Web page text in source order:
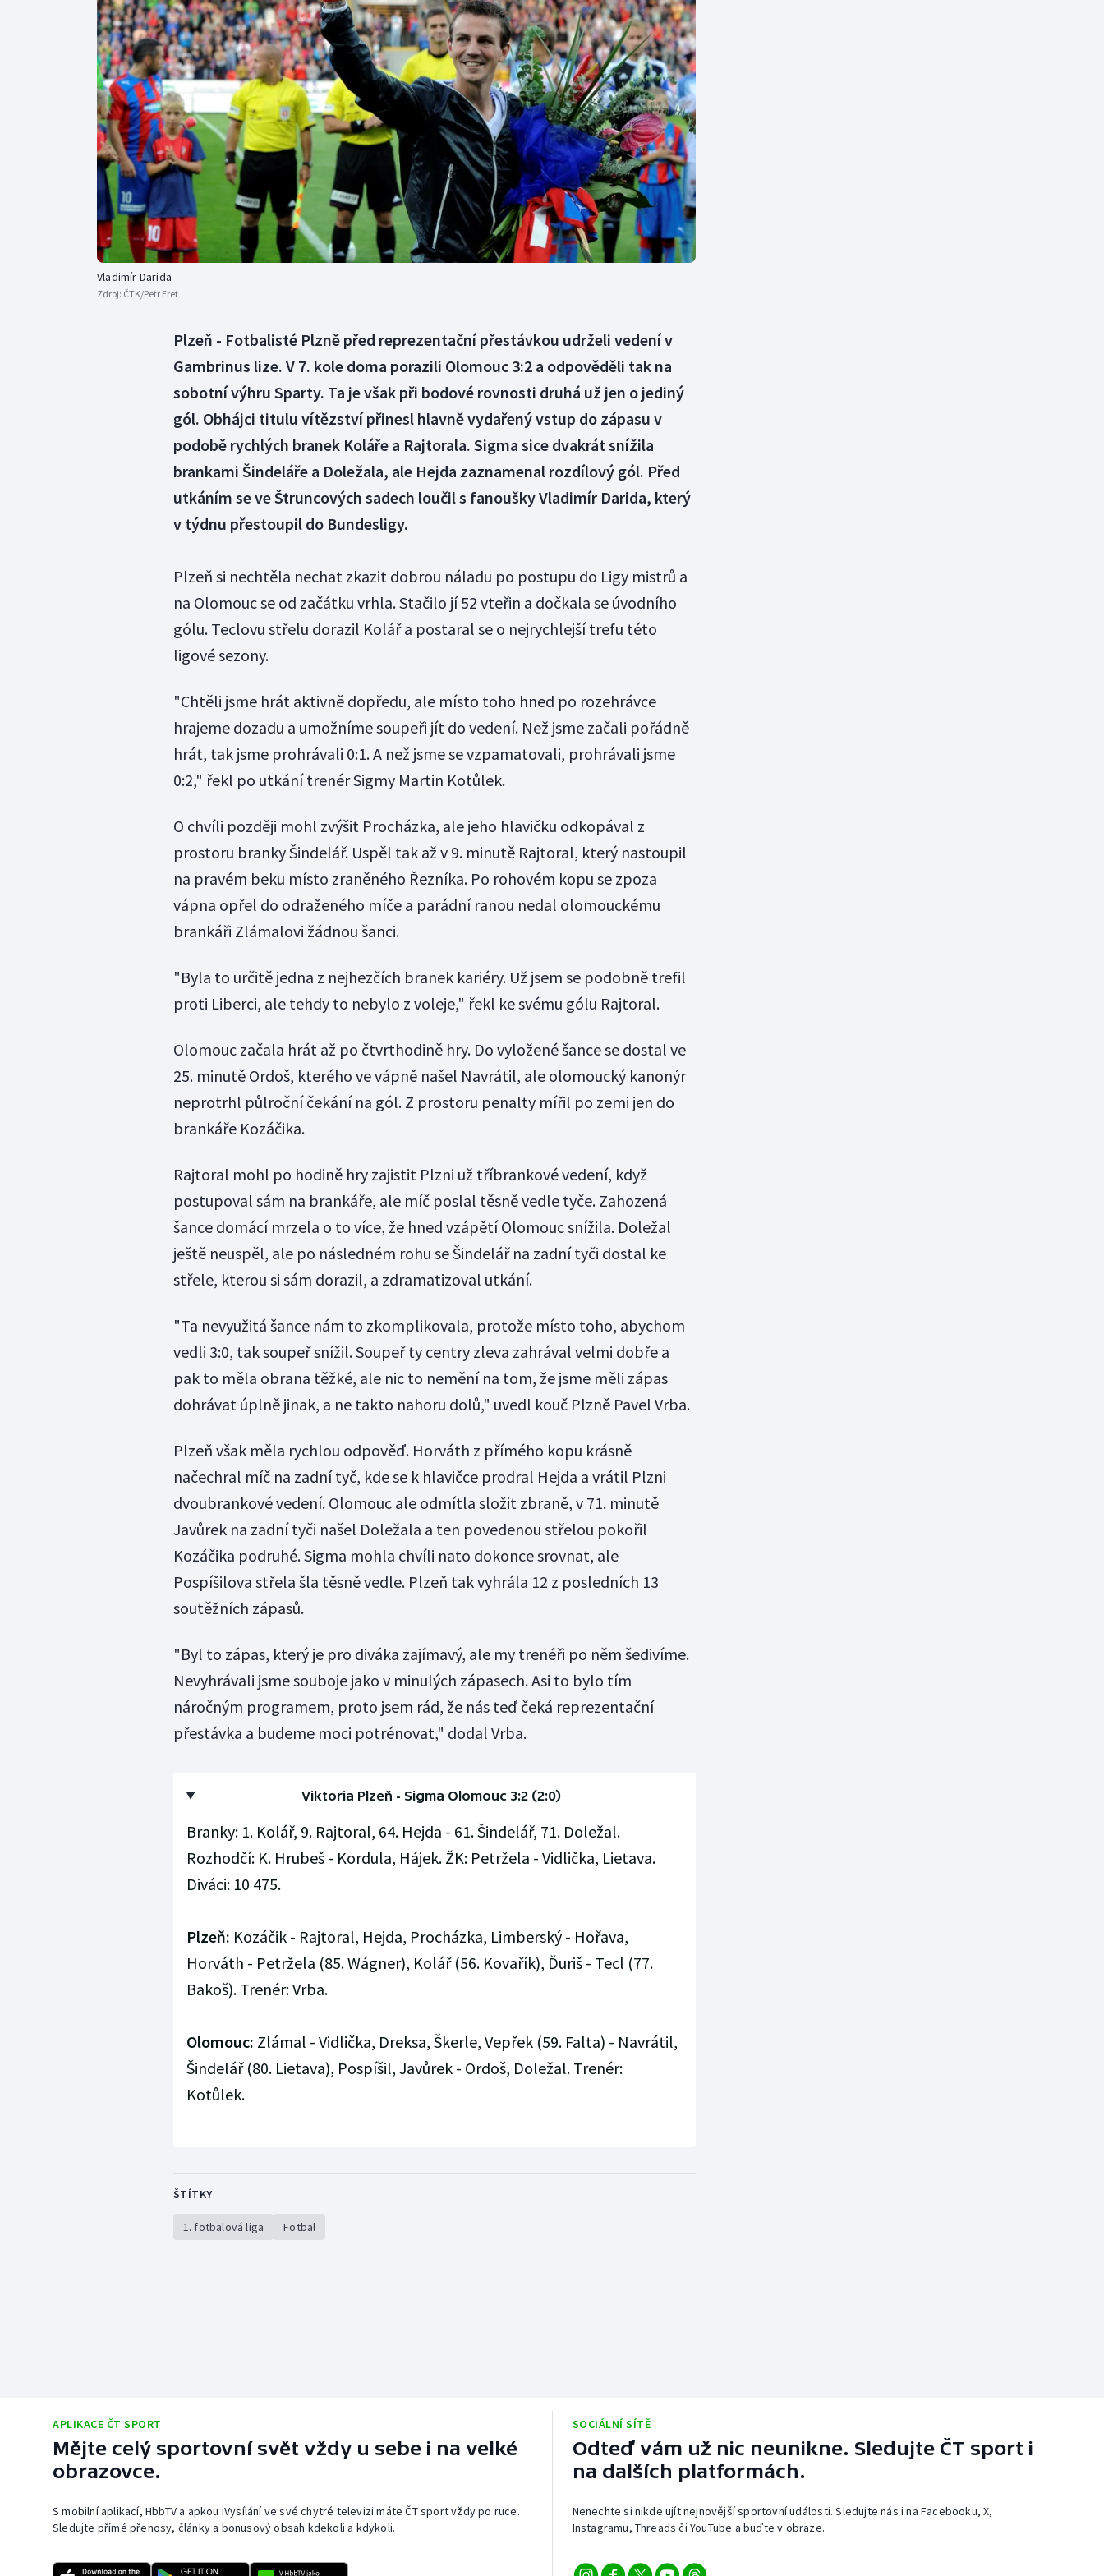
Curling
Dostihy
Florbal
Futsal
Gymnastika
Moderní pětiboj
Motorsport
Olympijské hry
Parasport
Plavání
Plážový volejbal
Triatlon
Veslování
Vodní slalom
Volejbal
Ostatní
Vladimír Darida
Zdroj: ČTK/Petr Eret
Plzeň - Fotbalisté Plzně před reprezentační přestávkou udrželi vedení v
Gambrinus lize. V 7. kole doma porazili Olomouc 3:2 a odpověděli tak na
sobotní výhru Sparty. Ta je však při bodové rovnosti druhá už jen o jediný
gól. Obhájci titulu vítězství přinesl hlavně vydařený vstup do zápasu v
podobě rychlých branek Koláře a Rajtorala. Sigma sice dvakrát snížila
brankami Šindeláře a Doležala, ale Hejda zaznamenal rozdílový gól. Před
utkáním se ve Štruncových sadech loučil s fanoušky Vladimír Darida, který
v týdnu přestoupil do Bundesligy.
Plzeň si nechtěla nechat zkazit dobrou náladu po postupu do Ligy mistrů a
na Olomouc se od začátku vrhla. Stačilo jí 52 vteřin a dočkala se úvodního
gólu. Teclovu střelu dorazil Kolář a postaral se o nejrychlejší trefu této
ligové sezony.
"Chtěli jsme hrát aktivně dopředu, ale místo toho hned po rozehrávce
hrajeme dozadu a umožníme soupeři jít do vedení. Než jsme začali pořádně
hrát, tak jsme prohrávali 0:1. A než jsme se vzpamatovali, prohrávali jsme
0:2," řekl po utkání trenér Sigmy Martin Kotůlek.
O chvíli později mohl zvýšit Procházka, ale jeho hlavičku odkopával z
prostoru branky Šindelář. Uspěl tak až v 9. minutě Rajtoral, který nastoupil
na pravém beku místo zraněného Řezníka. Po rohovém kopu se zpoza
vápna opřel do odraženého míče a parádní ranou nedal olomouckému
brankáři Zlámalovi žádnou šanci.
"Byla to určitě jedna z nejhezčích branek kariéry. Už jsem se podobně trefil
proti Liberci, ale tehdy to nebylo z voleje," řekl ke svému gólu Rajtoral.
Olomouc začala hrát až po čtvrthodině hry. Do vyložené šance se dostal ve
25. minutě Ordoš, kterého ve vápně našel Navrátil, ale olomoucký kanonýr
neprotrhl půlroční čekání na gól. Z prostoru penalty mířil po zemi jen do
brankáře Kozáčika.
Rajtoral mohl po hodině hry zajistit Plzni už tříbrankové vedení, když
postupoval sám na brankáře, ale míč poslal těsně vedle tyče. Zahozená
šance domácí mrzela o to více, že hned vzápětí Olomouc snížila. Doležal
ještě neuspěl, ale po následném rohu se Šindelář na zadní tyči dostal ke
střele, kterou si sám dorazil, a zdramatizoval utkání.
"Ta nevyužitá šance nám to zkomplikovala, protože místo toho, abychom
vedli 3:0, tak soupeř snížil. Soupeř ty centry zleva zahrával velmi dobře a
pak to měla obrana těžké, ale nic to nemění na tom, že jsme měli zápas
dohrávat úplně jinak, a ne takto nahoru dolů," uvedl kouč Plzně Pavel Vrba.
Plzeň však měla rychlou odpověď. Horváth z přímého kopu krásně
načechral míč na zadní tyč, kde se k hlavičce prodral Hejda a vrátil Plzni
dvoubrankové vedení. Olomouc ale odmítla složit zbraně, v 71. minutě
Javůrek na zadní tyči našel Doležala a ten povedenou střelou pokořil
Kozáčika podruhé. Sigma mohla chvíli nato dokonce srovnat, ale
Pospíšilova střela šla těsně vedle. Plzeň tak vyhrála 12 z posledních 13
soutěžních zápasů.
"Byl to zápas, který je pro diváka zajímavý, ale my trenéři po něm šedivíme.
Nevyhrávali jsme souboje jako v minulých zápasech. Asi to bylo tím
náročným programem, proto jsem rád, že nás teď čeká reprezentační
přestávka a budeme moci potrénovat," dodal Vrba.
Viktoria Plzeň - Sigma Olomouc 3:2 (2:0)
Branky: 1. Kolář, 9. Rajtoral, 64. Hejda - 61. Šindelář, 71. Doležal.
Rozhodčí: K. Hrubeš - Kordula, Hájek. ŽK: Petržela - Vidlička, Lietava.
Diváci: 10 475.
Plzeň: Kozáčik - Rajtoral, Hejda, Procházka, Limberský - Hořava,
Horváth - Petržela (85. Wágner), Kolář (56. Kovařík), Ďuriš - Tecl (77.
Bakoš). Trenér: Vrba.
Olomouc: Zlámal - Vidlička, Dreksa, Škerle, Vepřek (59. Falta) - Navrátil,
Šindelář (80. Lietava), Pospíšil, Javůrek - Ordoš, Doležal. Trenér:
Kotůlek.
ŠTÍTKY
1. fotbalová liga Fotbal
APLIKACE ČT SPORT
Mějte celý sportovní svět vždy u sebe i na velké
obrazovce.
S mobilní aplikací, HbbTV a apkou iVysílání ve své chytré televizi máte ČT sport vždy po ruce.
Sledujte přímé přenosy, články a bonusový obsah kdekoli a kdykoli.
SOCIÁLNÍ SÍTĚ
Odteď vám už nic neunikne. Sledujte ČT sport i
na dalších platformách.
Nenechte si nikde ujít nejnovější sportovní události. Sledujte nás i na Facebooku, X,
Instagramu, Threads či YouTube a buďte v obraze.